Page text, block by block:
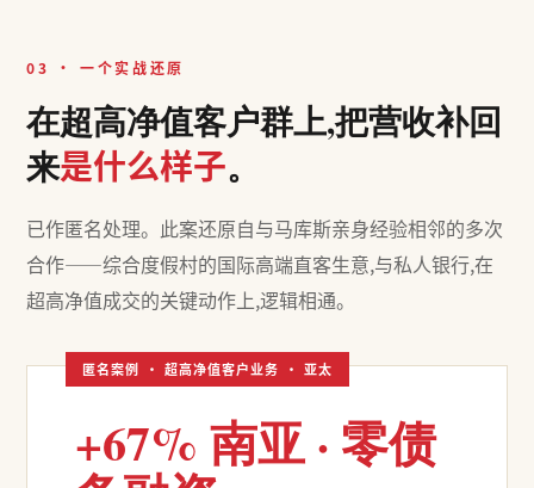
03 · 一个实战还原
在超高净值客户群上,把营收补回
来是什么样子。
已作匿名处理。此案还原自与马库斯亲身经验相邻的多次
合作——综合度假村的国际高端直客生意,与私人银行,在
超高净值成交的关键动作上,逻辑相通。
+67% 南亚 · 零债